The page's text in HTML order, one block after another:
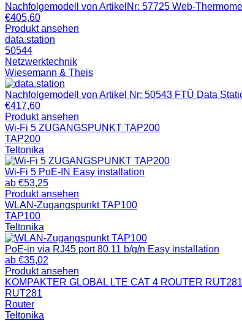
Nachfolgemodell von ArtikelNr: 57725 Web-
€405,60
Produkt ansehen
data.station
50544
Netzwerktechnik
Wiesemann & Theis
Nachfolgemodell von Artikel Nr: 50543 FTÜ Data
€417,60
Produkt ansehen
Wi-Fi 5 ZUGANGSPUNKT TAP200
TAP200
Teltonika
Wi-Fi 5 PoE-IN Easy installation
ab €53,25
Produkt ansehen
WLAN-Zugangspunkt TAP100
TAP100
Teltonika
PoE-in via RJ45 port 80.11 b/g/n Easy installation
ab €35,02
Produkt ansehen
KOMPAKTER GLOBAL LTE CAT 4 ROUTER RUT281
RUT281
Router
Teltonika